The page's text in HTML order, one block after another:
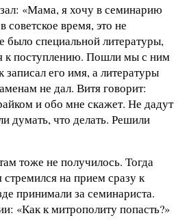
«Мама, я хочу в семинарию
советское время, это не
было специальной литературы,
к поступлению. Пошли мы с ним
записал его имя, а литературы
не дал. Витя говорит:
и обо мне скажет. Не дадут
думать, что делать. Решили
тоже не получилось. Тогда
на прием сразу к
принимали за семинариста.
«Как к митрополиту попасть?»